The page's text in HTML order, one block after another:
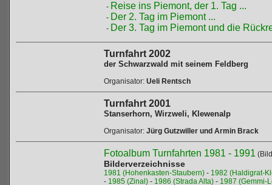
- Reise ins Piemont, der 1. Tag ...
- Der 2. Tag im Piemont ...
- Der 3. Tag im Piemont und die
Turnfahrt 2002
der Schwarzwald mit seinem Feldberg
Organisator: Ueli Rentsch
Turnfahrt 2001
Stanserhorn, Wirzweli, Klewenalp
Organisator: Jürg Gutzwiller und Armin Brack
Fotoalbum Turnfahrten 1981 - 1991
Bilderverzeichnisse
1981 (Hohenkasten-Staubern) - 1982 (Haldigrat-
- 1985 (Zinal) - 1986 (Strada Alta) - 1987 (Gemmi-